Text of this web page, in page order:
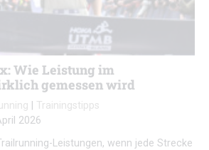
Wie Leistung im
gemessen wird
Trainingstipps
2026
Leistungen, wenn jede Strecke